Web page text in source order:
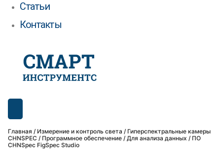
Статьи
Контакты
Главная / Измерение и контроль света / Гиперспектральные камеры
CHNSPEC / Программное обеспечение / Для анализа данных / ПО
CHNSpec FigSpec Studio